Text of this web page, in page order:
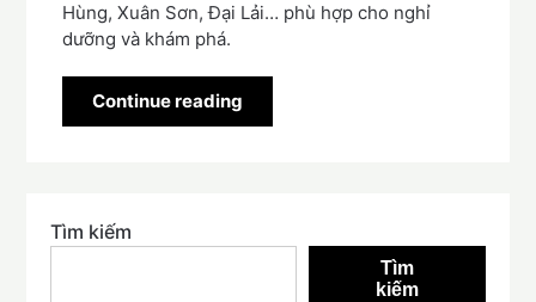
Hùng, Xuân Sơn, Đại Lải… phù hợp cho nghỉ
dưỡng và khám phá.
Continue reading
Tìm kiếm
Tìm
kiếm